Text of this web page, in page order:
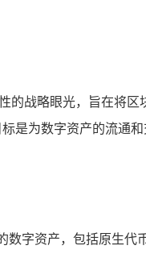
的战略眼光，旨在将
是为数字资产的流
数字资产，包括原生